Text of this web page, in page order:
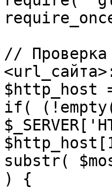
//
$http_host
if( (!empty(
substr(
) {